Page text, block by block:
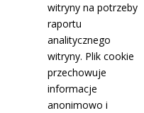
witryny na potrzeby
raportu
analitycznego
witryny. Plik cookie
przechowuje
informacje
anonimowo i